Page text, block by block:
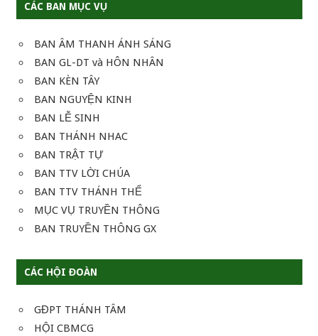
CÁC BAN MỤC VỤ
BAN ÂM THANH ÁNH SÁNG
BAN GL-DT và HÔN NHÂN
BAN KÈN TÂY
BAN NGUYỆN KINH
BAN LỄ SINH
BAN THÁNH NHAC
BAN TRẬT TỰ
BAN TTV LỜI CHÚA
BAN TTV THÁNH THỂ
MỤC VỤ TRUYỀN THÔNG
BAN TRUYỀN THÔNG GX
CÁC HỘI ĐOÀN
GĐPT THÁNH TÂM
HỘI CBMCG